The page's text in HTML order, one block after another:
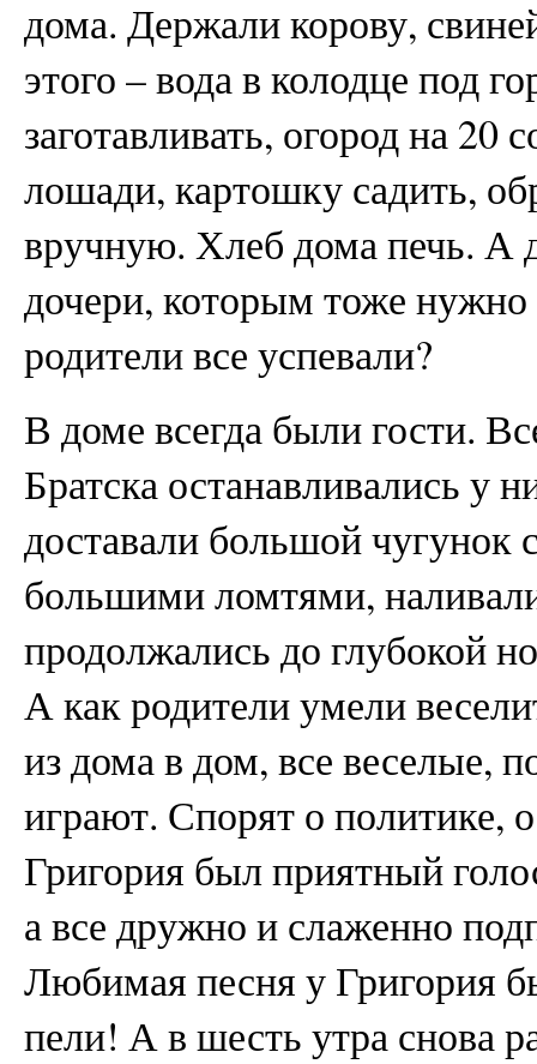
дома. Держали корову,
этого – вода в колодце под
заготавливать, огород на 20
лошади, картошку садить,
вручную. Хлеб дома печь. А
дочери, которым тоже
родители все успевали?
В доме всегда были гости.
Братска останавливались у
доставали большой чугунок
большими ломтями,
продолжались до глубокой
А как родители умели
из дома в дом, все веселые,
играют. Спорят о политике,
Григория был приятный
а все дружно и слаженно
Любимая песня у Григория
пели! А в шесть утра снова